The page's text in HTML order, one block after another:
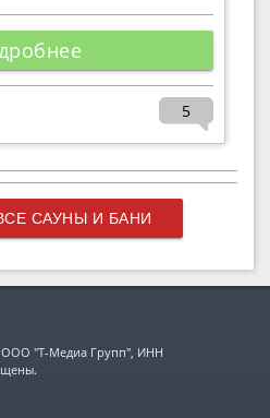
5
САУНЫ И БАНИ
ООО "Т-Медиа Групп", ИНН